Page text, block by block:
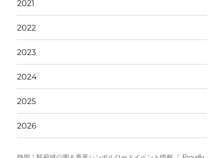
2021
2022
2023
2024
2025
2026